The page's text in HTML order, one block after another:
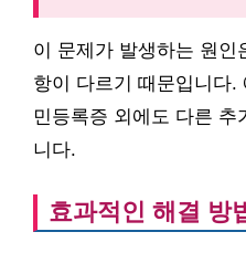
이 문제가 발생하는 원
항이 다르기 때문입니다.
민등록증 외에도 다른
니다.
효과적인 해결 방